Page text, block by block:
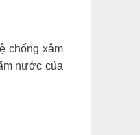
chống xâm
nước của